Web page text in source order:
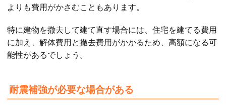
よりも費用がかさむこともあります。
特に建物を撤去して建て直す場合には、住宅を建てる費用
に加え、解体費用と撤去費用がかかるため、高額になる可
能性があるでしょう。
耐震補強が必要な場合がある